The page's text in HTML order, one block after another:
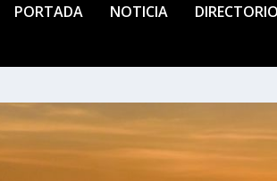
PORTADA NOTICIA